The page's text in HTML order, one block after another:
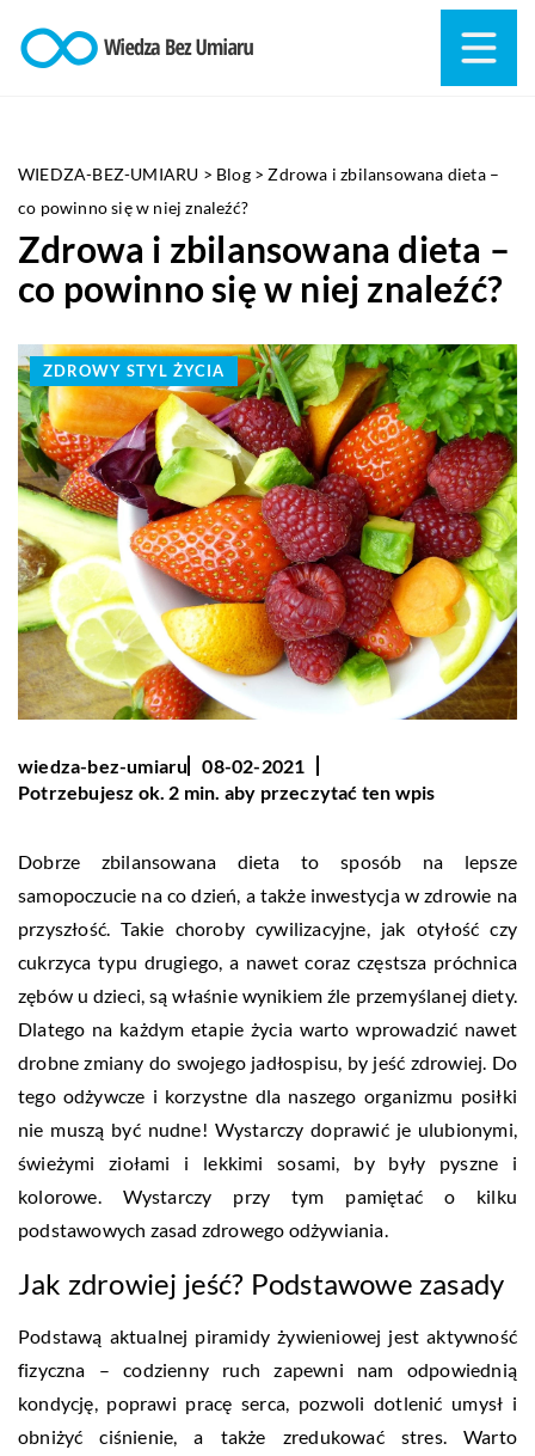
WIEDZA-BEZ-UMIARU > Blog>Zdrowa i zbilansowana dieta –
co powinno się w niej znaleźć?
Zdrowa i zbilansowana dieta –
co powinno się w niej znaleźć?
ZDROWY STYL ŻYCIA
wiedza-bez-umiaru
08-02-2021
Potrzebujesz ok. 2 min. aby przeczytać ten wpis
Dobrze zbilansowana dieta to sposób na lepsze
samopoczucie na co dzień, a także inwestycja w zdrowie na
przyszłość. Takie choroby cywilizacyjne, jak otyłość czy
cukrzyca typu drugiego, a nawet coraz częstsza próchnica
zębów u dzieci, są właśnie wynikiem źle przemyślanej diety.
Dlatego na każdym etapie życia warto wprowadzić nawet
drobne zmiany do swojego jadłospisu, by jeść zdrowiej. Do
tego odżywcze i korzystne dla naszego organizmu posiłki
nie muszą być nudne! Wystarczy doprawić je ulubionymi,
świeżymi ziołami i lekkimi sosami, by były pyszne i
kolorowe. Wystarczy przy tym pamiętać o kilku
podstawowych zasad zdrowego odżywiania.
Jak zdrowiej jeść? Podstawowe zasady
Podstawą aktualnej piramidy żywieniowej jest aktywność
fizyczna – codzienny ruch zapewni nam odpowiednią
kondycję, poprawi pracę serca, pozwoli dotlenić umysł i
obniżyć ciśnienie, a także zredukować stres. Warto